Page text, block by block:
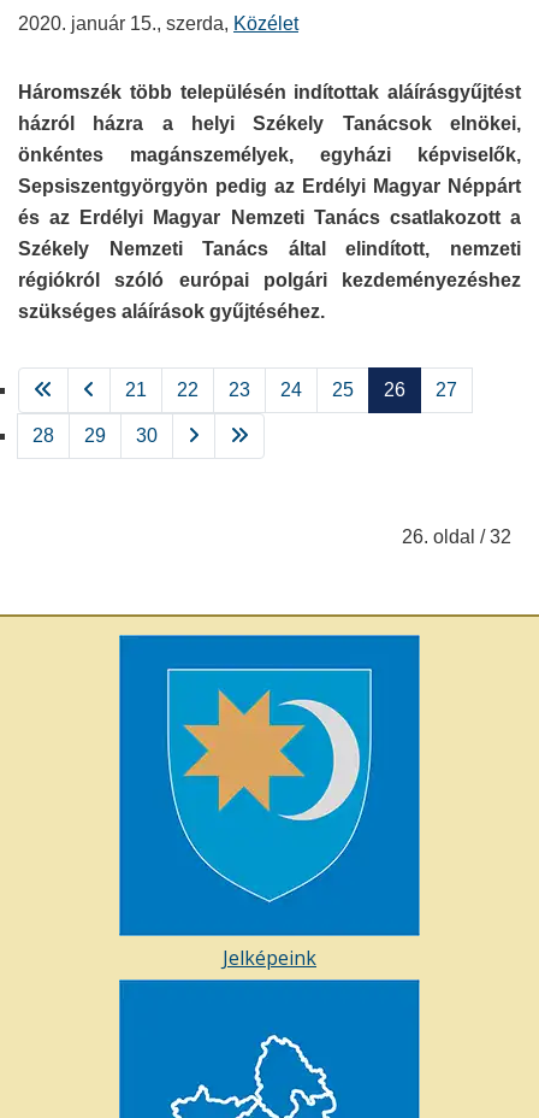
2020. január 15., szerda, Közélet
Háromszék több településén indítottak aláírásgyűjtést
házról házra a helyi Székely Tanácsok elnökei,
önkéntes magánszemélyek, egyházi képviselők,
Sepsiszentgyörgyön pedig az Erdélyi Magyar Néppárt
és az Erdélyi Magyar Nemzeti Tanács csatlakozott a
Székely Nemzeti Tanács által elindított, nemzeti
régiókról szóló európai polgári kezdeményezéshez
szükséges aláírások gyűjtéséhez.
26. oldal / 32
21 22 23 24 25 26 27
28 29 30
Jelképeink